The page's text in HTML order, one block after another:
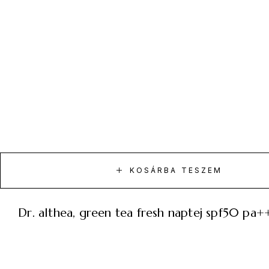
KOSÁRBA TESZEM
dr. althea, green tea fresh naptej spf50